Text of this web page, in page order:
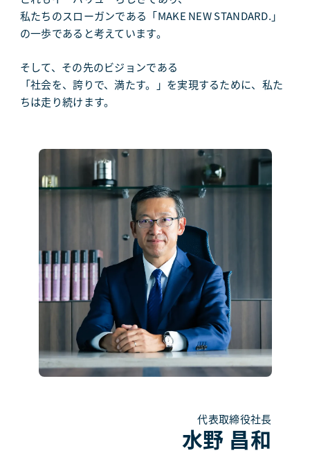
代表取締役社長
水野 昌和
私たちのスローガンである「MAKE NEW STANDARD.」
の一歩であると考えています。
そして、その先のビジョンである
「社会を、誇りで、満たす。」を実現するために、私た
ちは走り続けます。